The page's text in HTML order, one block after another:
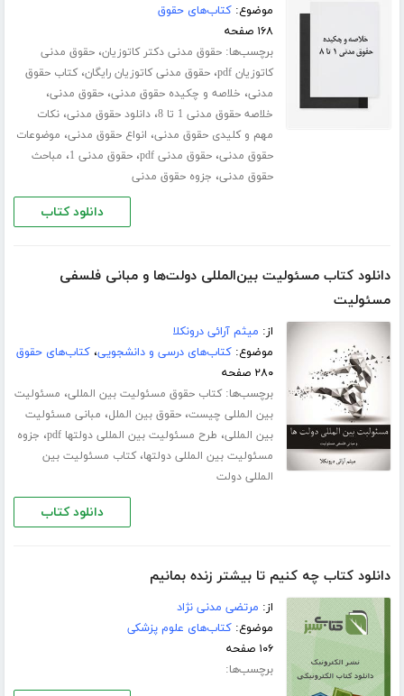
موضوع:کتاب‌های حقوق
۱۶۸ صفحه
برچسب‌ها:حقوق مدنی دکتر کاتوزیان،حقوق مدنی
کاتوزیان pdf
،حقوق مدنی کاتوزیان رایگان،کتاب حقوق
مدنی، خلاصه و چکیده حقوق مدنی،حقوق مدنی،
خلاصه حقوق مدنی 1 تا 8 ،دانلود حقوق مدنی،نکات
مهم و کلیدی حقوق مدنی، انواع حقوق مدنی، موضوعات
حقوق مدنی،حقوق مدنی pdf ،حقوق مدنی 1 ، مباحث
حقوق مدنی، جزوه حقوق مدنی
دانلود کتاب
دانلود کتاب مسئولیت بین‌المللی دولت‌ها و مبانی فلسفی
مسئولیت
از: میثم آرائی درونکلا
موضوع:کتاب‌های درسی و دانشجویی،کتاب‌های حقوق
۲۸۰ صفحه
برچسب‌ها:کتاب حقوق مسئولیت بین المللی، مسئولیت
بین المللی چیست،حقوق بین الملل، مبانی مسئولیت
بین المللی، طرح مسئولیت بین المللی دولتها pdf ، جزوه
مسئولیت بین المللی دولتها،کتاب مسئولیت بین
المللی دولت
دانلود کتاب
دانلود کتاب چه کنیم تا بیشتر زنده بمانیم
از: مرتضی مدنی نژاد
موضوع:کتاب‌های علوم پزشکی
۱۰۶ صفحه
برچسب‌ها: